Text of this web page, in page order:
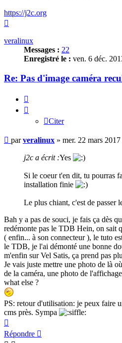
https://j2c.org
veralinux
Messages : 22
Enregistré le : ven. 6 déc.
Re: Pas d'image caméra
Citer
Message
parveralinux » mer. 22 mars 2017
j2c a écrit :Yes
Si le coeur t'en dit, tu pourras
installation finie
Le plus chiant, c'est de passer
Bah y a pas de souci, je fais ça dès
redémonte pas le TDB Hein, on sait
( enfin... à son connecteur ), le tuto
le TDB, je l'ai démonté une bonne
m'enfin sur Vel Satis, ça prend pas
Je vais juste mettre une photo de là
de la caméra, une photo de
what else ?
PS: retour d'utilisation: je peux faire
cms près. Sympa
Répondre